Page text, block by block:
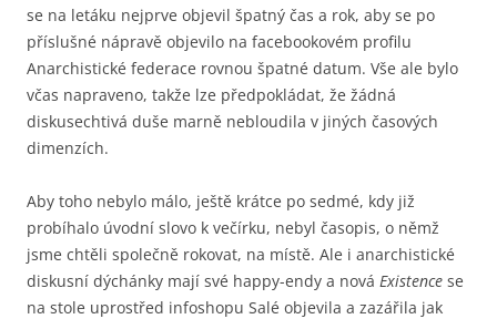
se na letáku nejprve objevil špatný čas a rok, aby se po
příslušné nápravě objevilo na facebookovém profilu
Anarchistické federace rovnou špatné datum. Vše ale bylo
včas napraveno, takže lze předpokládat, že žádná
diskusechtivá duše marně nebloudila v jiných časových
dimenzích.
Aby toho nebylo málo, ještě krátce po sedmé, kdy již
probíhalo úvodní slovo k večírku, nebyl časopis, o němž
jsme chtěli společně rokovat, na místě. Ale i anarchistické
diskusní dýchánky mají své happy-endy a nová Existence se
na stole uprostřed infoshopu Salé objevila a zazářila jak